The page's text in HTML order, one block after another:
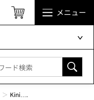
メニュー
Kini….